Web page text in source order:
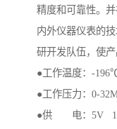
精度和可靠性。
内外仪器仪表的
研开发队伍，使产
●工作温度：-
●工作压力：0-
●供 电：5V